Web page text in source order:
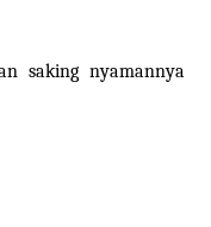
saking nyamannya